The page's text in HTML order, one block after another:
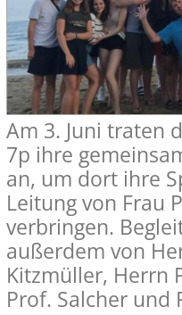
Am 3. Juni traten
7p ihre
an, um dort ihre
Leitung von Frau
verbringen.
außerdem von
Kitzmüller, Herrn
Prof. Salcher und